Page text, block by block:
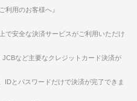
利用のお客様へ』
で安全な決済サービスがご利用いただけ
など主要なクレジットカード決済が
IDとパスワードだけで決済が完了できま